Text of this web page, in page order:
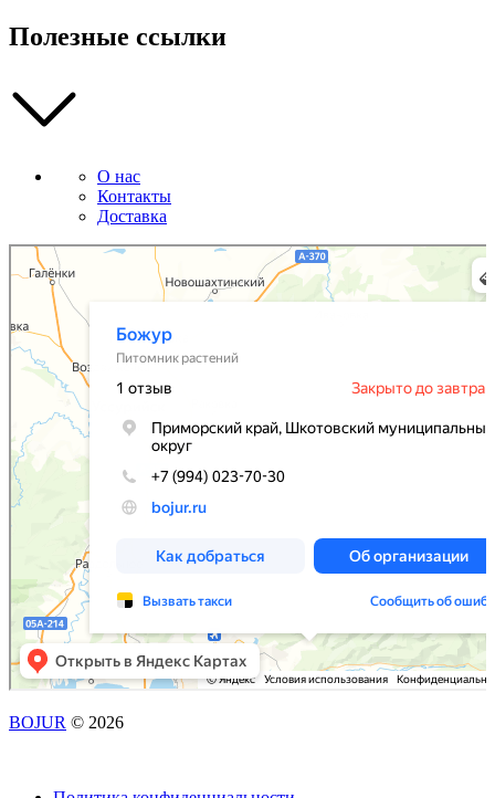
Полезные ссылки
О нас
Контакты
Доставка
Божур
Питомник растений в Приморском крае
BOJUR © 2026